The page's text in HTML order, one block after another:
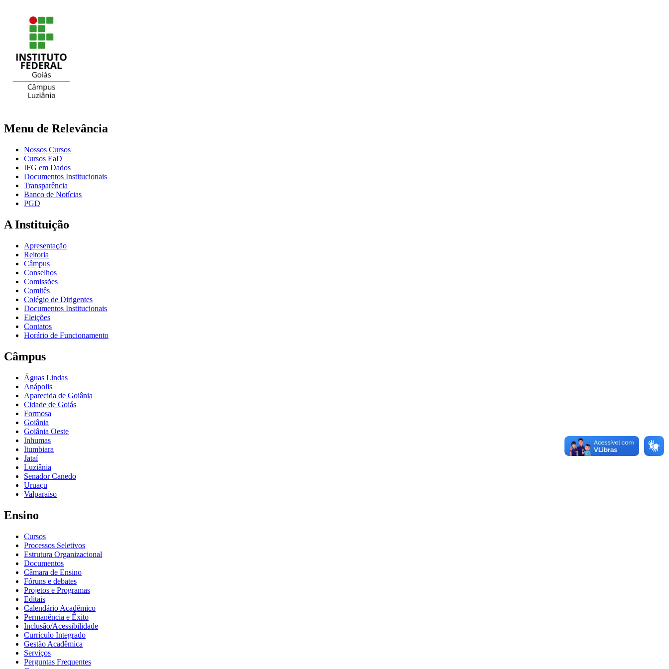
Menu de Relevância
Nossos Cursos
Cursos EaD
IFG em Dados
Documentos Institucionais
Transparência
Banco de Notícias
PGD
A Instituição
Apresentação
Reitoria
Câmpus
Conselhos
Comissões
Comitês
Colégio de Dirigentes
Documentos Institucionais
Eleições
Contatos
Horário de Funcionamento
Câmpus
Águas Lindas
Anápolis
Aparecida de Goiânia
Cidade de Goiás
Formosa
Goiânia
Goiânia Oeste
Inhumas
Itumbiara
Jataí
Luziânia
Senador Canedo
Uruaçu
Valparaíso
Ensino
Cursos
Processos Seletivos
Estrutura Organizacional
Documentos
Câmara de Ensino
Fóruns e debates
Projetos e Programas
Editais
Calendário Acadêmico
Permanência e Êxito
Inclusão/Acessibilidade
Currículo Integrado
Gestão Acadêmica
Serviços
Perguntas Frequentes